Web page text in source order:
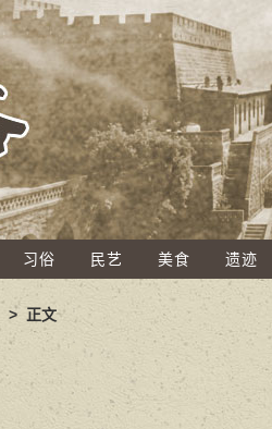
习俗 民艺 美食 遗迹
> 正文